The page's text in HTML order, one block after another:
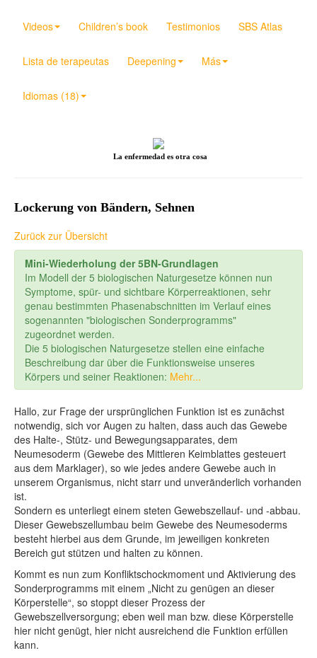
Videos Children’s book Testimonios SBS Atlas
Lista de terapeutas Deepening Más
Idiomas (18)
La enfermedad es otra cosa
Lockerung von Bändern, Sehnen
Zurück zur Übersicht
Mini-Wiederholung der 5BN-Grundlagen
Im Modell der 5 biologischen Naturgesetze können nun
Symptome, spür- und sichtbare Körperreaktionen, sehr
genau bestimmten Phasenabschnitten im Verlauf eines
sogenannten "biologischen Sonderprogramms"
zugeordnet werden.
Die 5 biologischen Naturgesetze stellen eine einfache
Beschreibung dar über die Funktionsweise unseres
Körpers und seiner Reaktionen: Mehr...
Hallo, zur Frage der ursprünglichen Funktion ist es zunächst
notwendig, sich vor Augen zu halten, dass auch das Gewebe
des Halte-, Stütz- und Bewegungsapparates, dem
Neumesoderm (Gewebe des Mittleren Keimblattes gesteuert
aus dem Marklager), so wie jedes andere Gewebe auch in
unserem Organismus, nicht starr und unveränderlich vorhanden
ist.
Sondern es unterliegt einem steten Gewebszellauf- und -abbau.
Dieser Gewebszellumbau beim Gewebe des Neumesoderms
besteht hierbei aus dem Grunde, im jeweiligen konkreten
Bereich gut stützen und halten zu können.
Kommt es nun zum Konfliktschockmoment und Aktivierung des
Sonderprogramms mit einem „Nicht zu genügen an dieser
Körperstelle“, so stoppt dieser Prozess der
Gewebszellversorgung; eben weil man bzw. diese Körperstelle
hier nicht genügt, hier nicht ausreichend die Funktion erfüllen
kann.